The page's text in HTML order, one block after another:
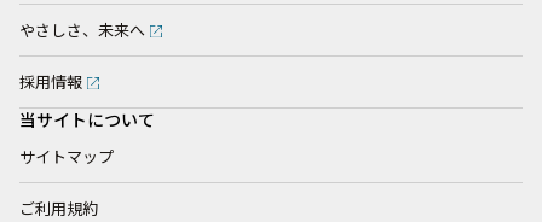
やさしさ、未来へ
採用情報
当サイトについて
サイトマップ
ご利用規約